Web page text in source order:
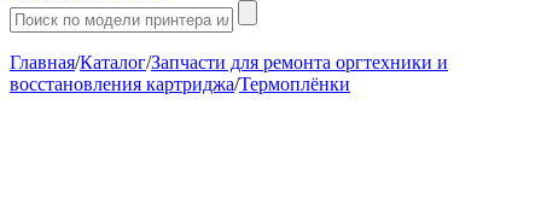
Главная/Каталог/Запчасти для ремонта оргтехники и
восстановления картриджа/Термоплёнки